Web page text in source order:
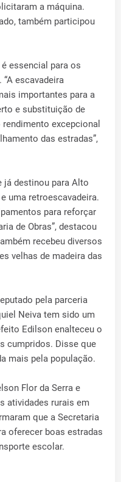
a máquina.
também participou
essencial para os
escavadeira
importantes para a
e substituição de
excepcional
das estradas”,
já destinou para Alto
uma retroescavadeira.
para reforçar
de Obras”, destacou
recebeu diversos
velhas de madeira das
pela parceria
Neiva tem sido um
Edilson enalteceu o
cumpridos. Disse que
mais pela população.
Flor da Serra e
atividades rurais em
que a Secretaria
oferecer boas estradas
escolar.